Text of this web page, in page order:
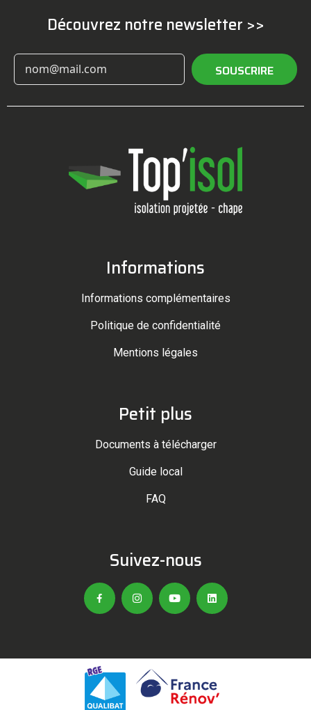
Découvrez notre newsletter >>
SOUSCRIRE
Informations
Informations complémentaires
Politique de confidentialité
Mentions légales
Petit plus
Documents à télécharger
Guide local
FAQ
Suivez-nous